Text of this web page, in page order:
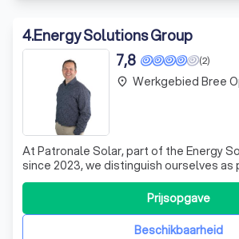
4.Energy Solutions Group
(2)
7,8
At Patronale Solar, part of the Energy
since 2023, we distinguish ourselves as
sustainable energy sector. Our journey
when Edison Energy and Patronale Life,
about the potential of solar energy,
separate paths. In 2015, our pat
Beschikbaarheid
Prijsopgave
place Werkgebied Bree